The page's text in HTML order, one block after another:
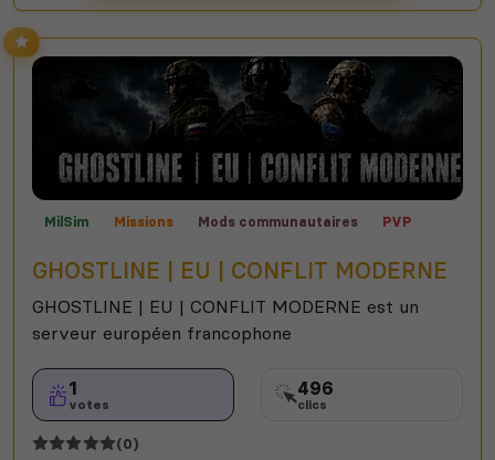
MilSim Missions Mods communautaires
PVP
GHOSTLINE | EU | CONFLIT MODERNE
GHOSTLINE | EU | CONFLIT MODERNE est un
serveur européen francophone
1
votes
496
clics
(0)